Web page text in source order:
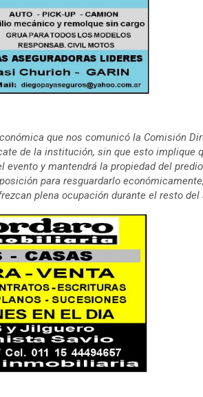
que nos comunicó la Comisión
de la institución, sin que esto implique
evento y mantendrá la propiedad del
para resguardarlo
plena ocupación durante el resto del